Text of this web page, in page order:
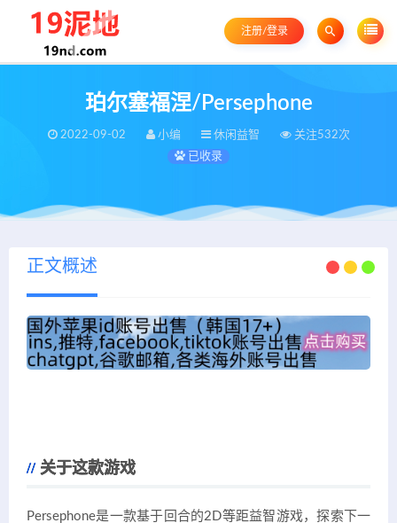
注册/登录
珀尔塞福涅/Persephone
2022-09-02 小编 休闲益智
关注532次
已收录
正文概述
关于这款游戏
Persephone是一款基于回合的2D等距益智游戏，探索下一